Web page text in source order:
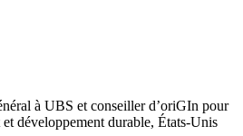
à UBS et conseiller d’oriGIn pour
développement durable, États-Unis